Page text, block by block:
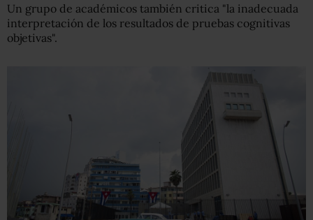
Un grupo de académicos también critica "la inadecuada
interpretación de los resultados de pruebas cognitivas
objetivas".